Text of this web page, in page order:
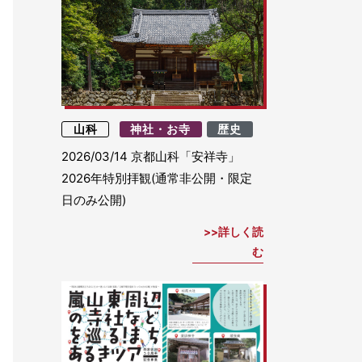
山科 神社・お寺 歴史
2026/03/14 京都山科「安祥寺」
2026年特別拝観(通常非公開・限定
日のみ公開)
詳しく読
む